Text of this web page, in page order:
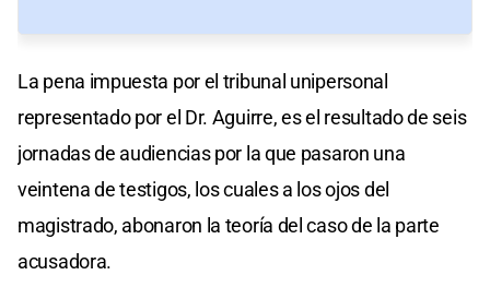
La pena impuesta por el tribunal unipersonal
representado por el Dr. Aguirre, es el resultado de seis
jornadas de audiencias por la que pasaron una
veintena de testigos, los cuales a los ojos del
magistrado, abonaron la teoría del caso de la parte
acusadora.